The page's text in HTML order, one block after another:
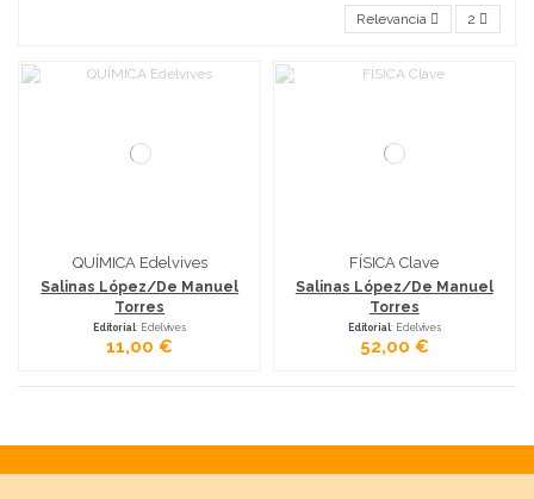
Relevancia 2
QUÍMICA Edelvives
Salinas López/De Manuel
Torres
Editorial: Edelvives
11,00 €
FÍSICA Clave
Salinas López/De Manuel
Torres
Editorial: Edelvives
52,00 €